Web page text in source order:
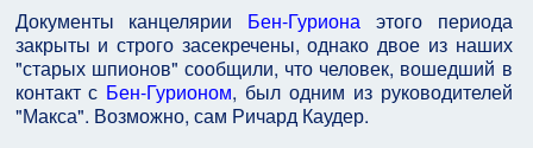
Документы канцелярии Бен-Гуриона этого периода
закрыты и строго засекречены, однако двое из наших
"старых шпионов" сообщили, что человек, вошедший в
контакт с Бен-Гурионом, был одним из руководителей
"Макса". Возможно, сам Ричард Каудер.